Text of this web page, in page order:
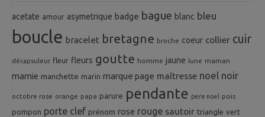
acetate amour asymetrique badge bague blanc bleu
boucle bracelet bretagne broche coeur collier cuir
décapsuleur fleur fleurs goutte homme jaune lune maman
mamie manchette marin marque page maîtresse noel noir
octobre rose orange papa parure pendante pere noel pois
pompon porte clef prénom rose rouge sautoir triangle vert